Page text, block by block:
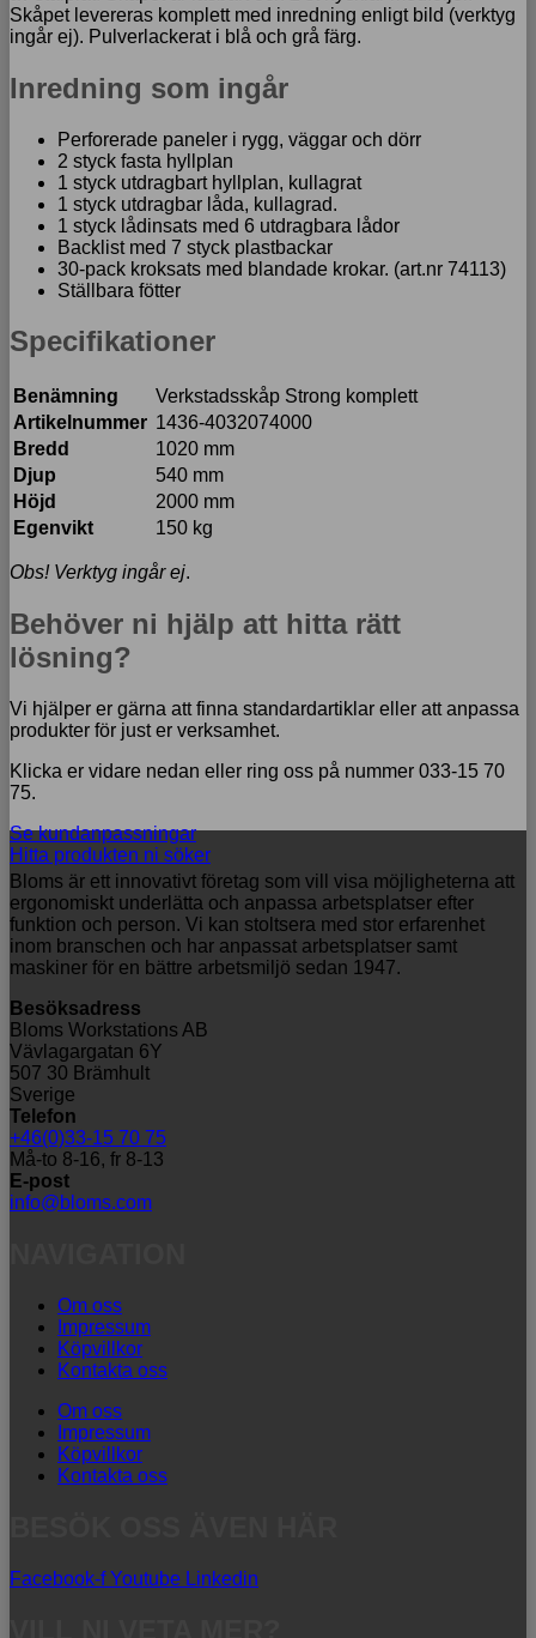
Skåpet levereras komplett med inredning enligt bild (verktyg
ingår ej). Pulverlackerat i blå och grå färg.
Inredning som ingår
Perforerade paneler i rygg, väggar och dörr
2 styck fasta hyllplan
1 styck utdragbart hyllplan, kullagrat
1 styck utdragbar låda, kullagrad.
1 styck lådinsats med 6 utdragbara lådor
Backlist med 7 styck plastbackar
30-pack kroksats med blandade krokar. (art.nr 74113)
Ställbara fötter
Specifikationer
Benämning
Verkstadsskåp Strong komplett
Artikelnummer 1436-4032074000
Bredd
1020 mm
Djup
540 mm
Höjd
2000 mm
Egenvikt
150 kg
Obs! Verktyg ingår ej.
Behöver ni hjälp att hitta rätt
lösning?
Vi hjälper er gärna att finna standardartiklar eller att anpassa
produkter för just er verksamhet.
Klicka er vidare nedan eller ring oss på nummer 033-15 70
75.
Se kundanpassningar
Hitta produkten ni söker
Bloms är ett innovativt företag som vill visa möjligheterna att
ergonomiskt underlätta och anpassa arbetsplatser efter
funktion och person. Vi kan stoltsera med stor erfarenhet
inom branschen och har anpassat arbetsplatser samt
maskiner för en bättre arbetsmiljö sedan 1947.
Besöksadress
Bloms Workstations AB
Vävlagargatan 6Y
507 30 Brämhult
Sverige
Telefon
+46(0)33-15 70 75
Må-to 8-16, fr 8-13
E-post
info@bloms.com
Om oss
Impressum
Köpvillkor
Kontakta oss
Om oss
Impressum
Köpvillkor
Kontakta oss
Facebook-f Youtube Linkedin